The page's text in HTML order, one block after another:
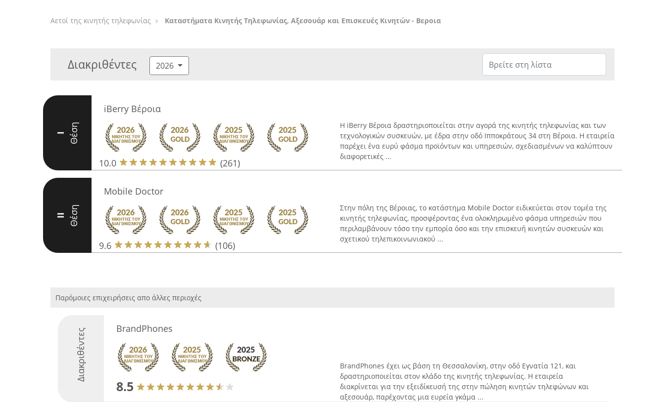
Αετοί της κινητής τηλεφωνίας Καταστήματα Κινητής Τηλεφωνίας, Αξεσουάρ και Επισκευές Κινητών - Βεροια
Διακριθέντες 2026
I Θέση
iBerry Βέροια
10.0 (261)
Η iBerry Βέροια δραστηριοποιείται στην αγορά της κινητής τηλεφωνίας και των
τεχνολογικών συσκευών, με έδρα στην οδό Ιπποκράτους 34 στη Βέροια. Η εταιρεία
παρέχει ένα ευρύ φάσμα προϊόντων και υπηρεσιών, σχεδιασμένων να καλύπτουν
διαφορετικές ...
II Θέση
Mobile Doctor
9.6 (106)
Στην πόλη της Βέροιας, το κατάστημα Mobile Doctor ειδικεύεται στον τομέα της
κινητής τηλεφωνίας, προσφέροντας ένα ολοκληρωμένο φάσμα υπηρεσιών που
περιλαμβάνουν τόσο την εμπορία όσο και την επισκευή κινητών συσκευών και
σχετικού τηλεπικοινωνιακού ...
Παρόμοιες επιχειρήσεις απο άλλες περιοχές
Διακριθέντες BrandPhones
8.5
BrandPhones έχει ως βάση τη Θεσσαλονίκη, στην οδό Εγνατία 121, και
δραστηριοποιείται στον κλάδο της κινητής τηλεφωνίας. Η εταιρεία
διακρίνεται για την εξειδίκευσή της στην πώληση κινητών τηλεφώνων και
αξεσουάρ, παρέχοντας μια ευρεία γκάμα ...